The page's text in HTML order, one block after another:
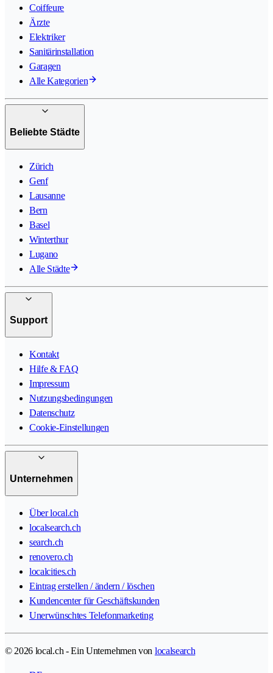
Coiffeure
Ärzte
Elektriker
Sanitärinstallation
Garagen
Alle Kategorien
Beliebte Städte
Zürich
Genf
Lausanne
Bern
Basel
Winterthur
Lugano
Alle Städte
Support
Kontakt
Hilfe & FAQ
Impressum
Nutzungsbedingungen
Datenschutz
Cookie-Einstellungen
Unternehmen
Über local.ch
localsearch.ch
search.ch
renovero.ch
localcities.ch
Eintrag erstellen / ändern / löschen
Kundencenter für Geschäftskunden
Unerwünschtes Telefonmarketing
© 2026 local.ch - Ein Unternehmen von localsearch